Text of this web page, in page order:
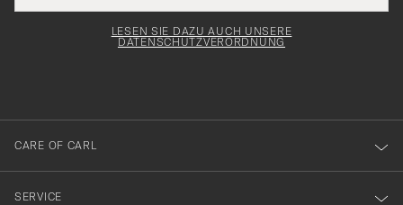
Adresse
för
dig
till
vårt
nyhetsbrev!
LESEN SIE DAZU AUCH UNSERE
DATENSCHUTZVERORDNUNG
CARE OF CARL
SERVICE